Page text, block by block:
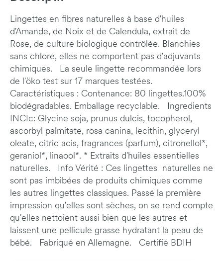
Lingettes en fibres naturelles à base d'huiles
d'Amande, de Noix et de Calendula, extrait de
Rose, de culture biologique contrôlée. Blanchies
sans chlore, elles ne comportent pas d'adjuvants
chimiques. La seule lingette recommandée lors
de l'öko test sur 17 marques testées.
Caractéristiques : Contenance: 80 lingettes.100%
biodégradables. Emballage recyclable. Ingredients
INCIc: Glycine soja, prunus dulcis, tocopherol,
ascorbyl palmitate, rosa canina, lecithin, glyceryl
oleate, citric acis, fragrances (parfum), citronellol*,
geraniol*, linaool*. * Extraits d'huiles essentielles
naturelles. Info Vérité : Ces lingettes naturelles ne
sont pas imbibées de produits chimiques comme
les autres lingettes classiques. Passé la première
impression qu'elles sont sèches, on se rend compte
qu'elles nettoient aussi bien que les autres et
laissent une pellicule grasse hydratant la peau de
bébé. Fabriqué en Allemagne. Certifié BDIH